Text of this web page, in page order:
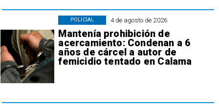
4 de agosto de 2026
Mantenía prohibición de
acercamiento: Condenan a 6
años de cárcel a autor de
femicidio tentado en Calama
POLICIAL